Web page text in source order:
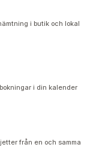
i butik och lokal
i din kalender
från en och samma